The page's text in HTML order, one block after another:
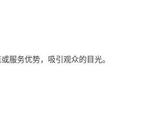
服务优势，吸引观众的目光。